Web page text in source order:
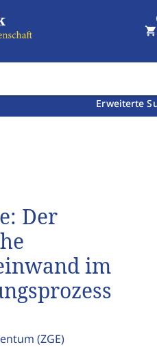
Erweiterte
shopping_cart
Der
im
(ZGE)